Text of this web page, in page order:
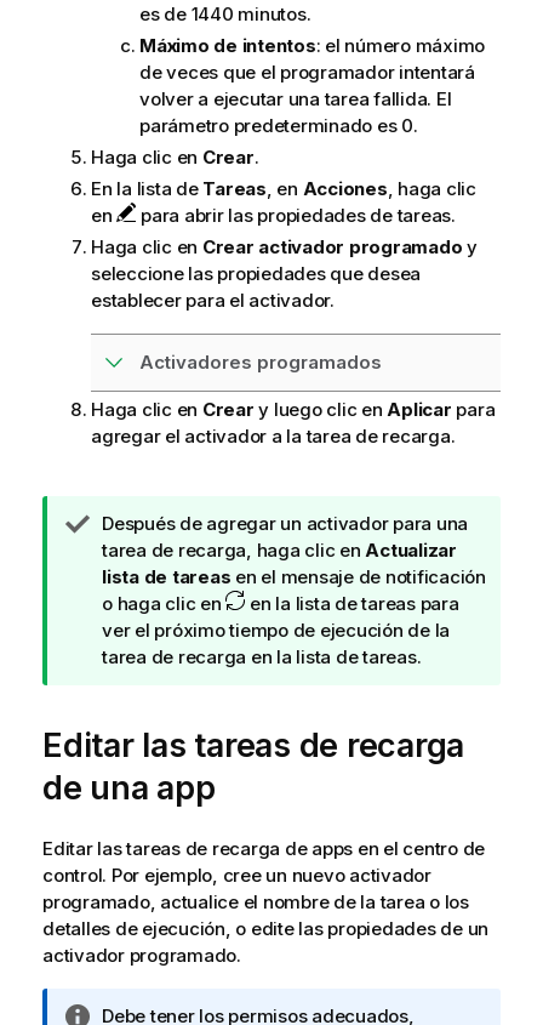
es de 1440 minutos.
Máximo de intentos: el número máximo
de veces que el programador intentará
volver a ejecutar una tarea fallida. El
parámetro predeterminado es 0.
Haga clic en Crear.
En la lista de Tareas , en Acciones , haga clic
en
para abrir las propiedades de tareas.
Haga clic en Crear activador programado y
seleccione las propiedades que desea
establecer para el activador.
Activadores programados
Haga clic en Crear y luego clic en Aplicar para
agregar el activador a la tarea de recarga.
N
o
t
a
d
e
g
e
r
n
i
a
Después de agregar un activador para una
tarea de recarga, haga clic en Actualizar
lista de tareas en el mensaje de notificación
o haga clic en
en la lista de tareas para
ver el próximo tiempo de ejecución de la
tarea de recarga en la lista de tareas.
Editar las tareas de recarga
de una app
Editar las tareas de recarga de apps en el centro de
control. Por ejemplo, cree un nuevo activador
programado, actualice el nombre de la tarea o los
detalles de ejecución, o edite las propiedades de un
activador programado.
N
Debe tener los permisos adecuados,